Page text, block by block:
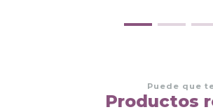
Puede que
Productos